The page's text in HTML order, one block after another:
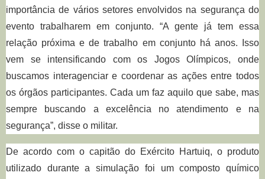
importância de vários setores envolvidos na segurança do
evento trabalharem em conjunto. “A gente já tem essa
relação próxima e de trabalho em conjunto há anos. Isso
vem se intensificando com os Jogos Olímpicos, onde
buscamos interagenciar e coordenar as ações entre todos
os órgãos participantes. Cada um faz aquilo que sabe, mas
sempre buscando a excelência no atendimento e na
segurança”, disse o militar.
De acordo com o capitão do Exército Hartuiq, o produto
utilizado durante a simulação foi um composto químico